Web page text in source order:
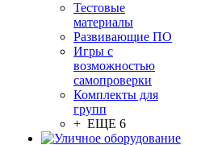
Тестовые
материалы
Развивающие ПО
Игры с
возможностью
самопроверки
Комплекты для
групп
+ ЕЩЕ 6